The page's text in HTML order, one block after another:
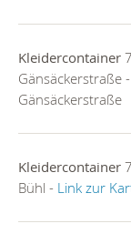
Kleidercontainer
Gänsäckerstraße -
Gänsäckerstraße
Kleidercontainer
Bühl - Link zur